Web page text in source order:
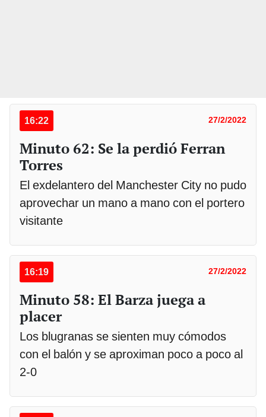
16:22 27/2/2022
Minuto 62: Se la perdió Ferran
Torres
El exdelantero del Manchester City no pudo
aprovechar un mano a mano con el portero
visitante
16:19 27/2/2022
Minuto 58: El Barza juega a
placer
Los blugranas se sienten muy cómodos
con el balón y se aproximan poco a poco al
2-0